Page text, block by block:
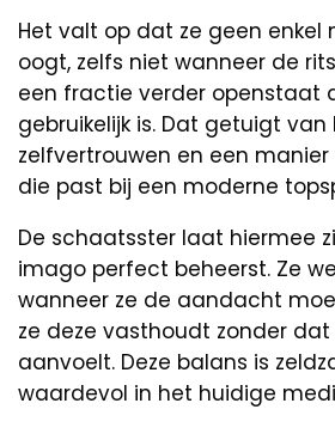
Het valt op dat ze geen enkel
oogt, zelfs niet wanneer de
een fractie verder openstaat
gebruikelijk is. Dat getuigt van
zelfvertrouwen en een
die past bij een moderne
De schaatsster laat hiermee
imago perfect beheerst. Ze
wanneer ze de aandacht
ze deze vasthoudt zonder
aanvoelt. Deze balans is
waardevol in het huidige